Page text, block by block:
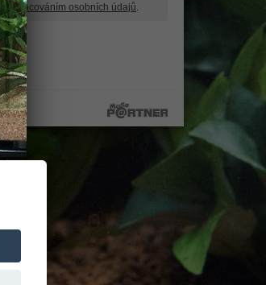
zpracováním osobních údajů.